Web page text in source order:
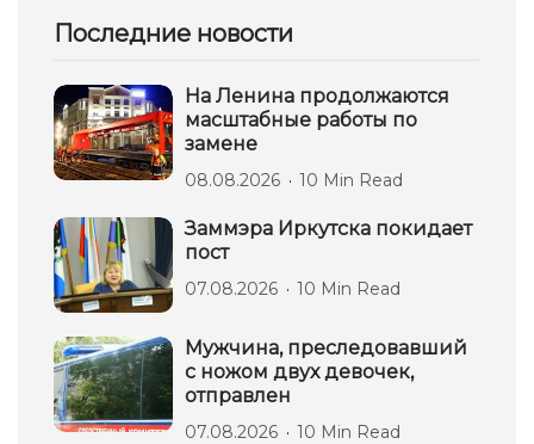
Последние новости
На Ленина продолжаются
масштабные работы по
замене
08.08.2026 10 Min Read
Заммэра Иркутска покидает
пост
07.08.2026 10 Min Read
Мужчина, преследовавший
с ножом двух девочек,
отправлен
07.08.2026 10 Min Read